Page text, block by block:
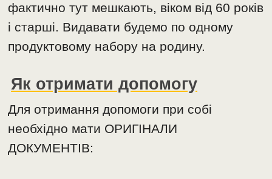
фактично тут мешкають, віком від 60 років
і старші. Видавати будемо по одному
продуктовому набору на родину.
Як отримати допомогу
Для отримання допомоги при собі
необхідно мати ОРИГІНАЛИ
ДОКУМЕНТІВ: